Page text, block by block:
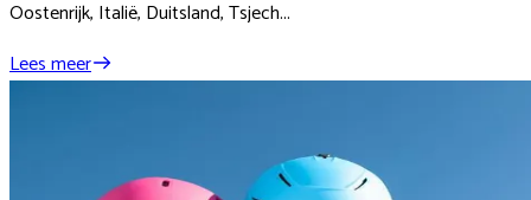
Oostenrijk, Italië, Duitsland, Tsjech...
Lees meer